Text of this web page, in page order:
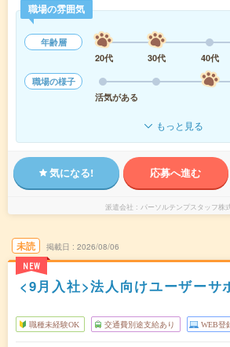
職場の雰囲気
年齢層
20代
30代 40代
職場の様子
活気がある
もっと見る
気になる! 応募へ進む
派遣会社 パーソルテンプスタッフ株
未読
NEW
掲載日 2026/08/06
<9月入社>法人向けユーザーサ
職種未経験OK 交通費別途支給あり WEB登